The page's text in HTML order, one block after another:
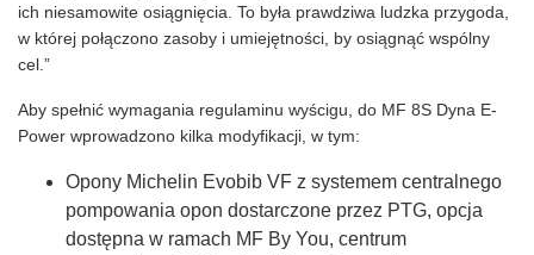
ich niesamowite osiągnięcia. To była prawdziwa ludzka przygoda,
w której połączono zasoby i umiejętności, by osiągnąć wspólny
cel.”
Aby spełnić wymagania regulaminu wyścigu, do MF 8S Dyna E-
Power wprowadzono kilka modyfikacji, w tym:
Opony Michelin Evobib VF z systemem centralnego
pompowania opon dostarczone przez PTG, opcja
dostępna w ramach MF By You, centrum